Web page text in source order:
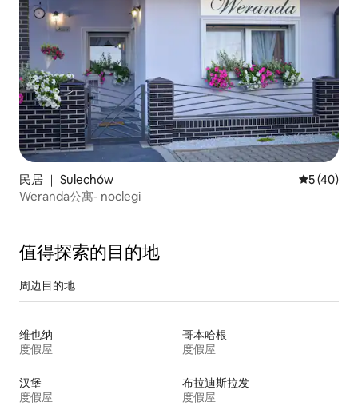
民居 ｜ Sulechów 平均评分
5 (40)
Weranda公寓- noclegi
值得探索的目的地
周边目的地
维也纳
度假屋
哥本哈根
度假屋
汉堡
度假屋
布拉迪斯拉发
度假屋